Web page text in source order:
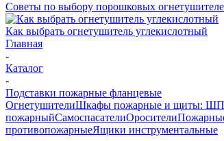
Советы по выбору порошковых
Как выбрать огнетушитель углекислотный
Главная
-
Каталог
-
Подставки пожарные фланцевые
ОгнетушителиШкафы пожарные и щиты:
пожарныйСамоспасателиОросители
противопожарныеЯщики инструментальные